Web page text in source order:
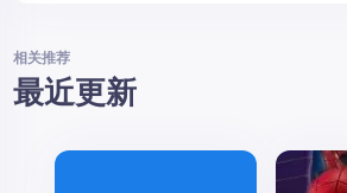
相关推荐
最近更新